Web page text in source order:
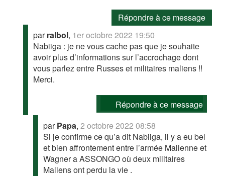
Répondre à ce message
parralbol, 1er octobre 2022 19:50
Nabiiga : je ne vous cache pas que je souhaite
avoir plus d’informations sur l’accrochage dont
vous parlez entre Russes et militaires maliens !!
Merci.
Répondre à ce message
parPapa,2 octobre 2022 08:58
Si je confirme ce qu’a dit Nabiiga, il y a eu bel
et bien affrontement entre l’armée Malienne et
Wagner a ASSONGO où deux militaires
Maliens ont perdu la vie .